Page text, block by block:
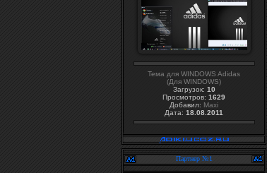
Тема для WINDOWS Adidas
(Для WINDOWS)
Загрузок: 10
Просмотров: 1629
Добавил: Maxi
Дата: 18.08.2011
Партнер №1